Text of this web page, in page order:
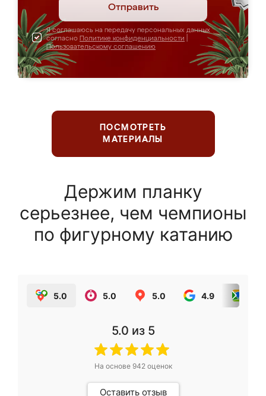
Отправить
Я соглашаюсь на передачу персональных данных
согласно Политике конфиденциальности
Пользовательскому соглашению
ПОСМОТРЕТЬ
МАТЕРИАЛЫ
Держим планку
серьезнее, чем чемпионы
по фигурному катанию
5.0 5.0 5.0 4.9
5.0 из 5
На основе 942оценок
Оставить отзыв